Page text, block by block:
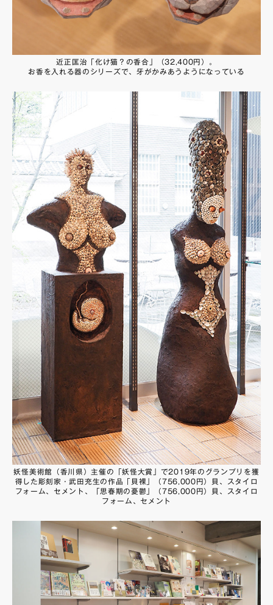
近正匡治「化け猫？の香合」（32,400円）。
お香を入れる器のシリーズで、牙がかみあうようになっている
妖怪美術館（香川県）主催の「妖怪大賞」で2019年のグランプリを獲
得した彫刻家・武田充生の作品「貝裸」（756,000円）貝、スタイロ
フォーム、セメント、「思春期の憂鬱」（756,000円）貝、スタイロ
フォーム、セメント